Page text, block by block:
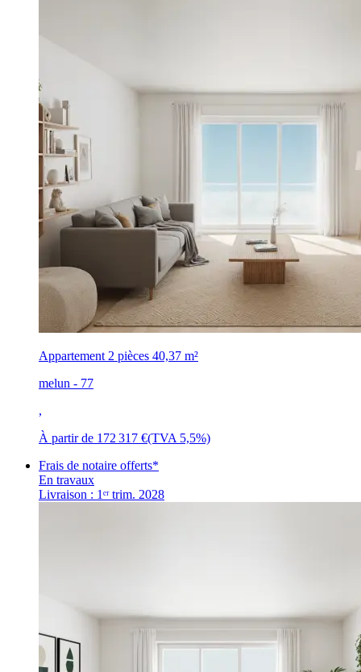
Appartement 2 pièces 40,37 m²
melun - 77
,
À partir de 172 317 €(TVA 5,5%)
Frais de notaire offerts*
En travaux
Livraison : 1ᵉʳ trim. 2028